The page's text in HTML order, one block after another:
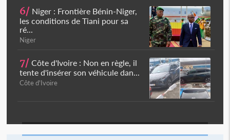
6/ Niger : Frontière Bénin-Niger,
les conditions de Tiani pour sa
ré...
Niger
7/ Côte d'Ivoire : Non en règle, il
tente d'insérer son véhicule dan...
Côte d'Ivoire